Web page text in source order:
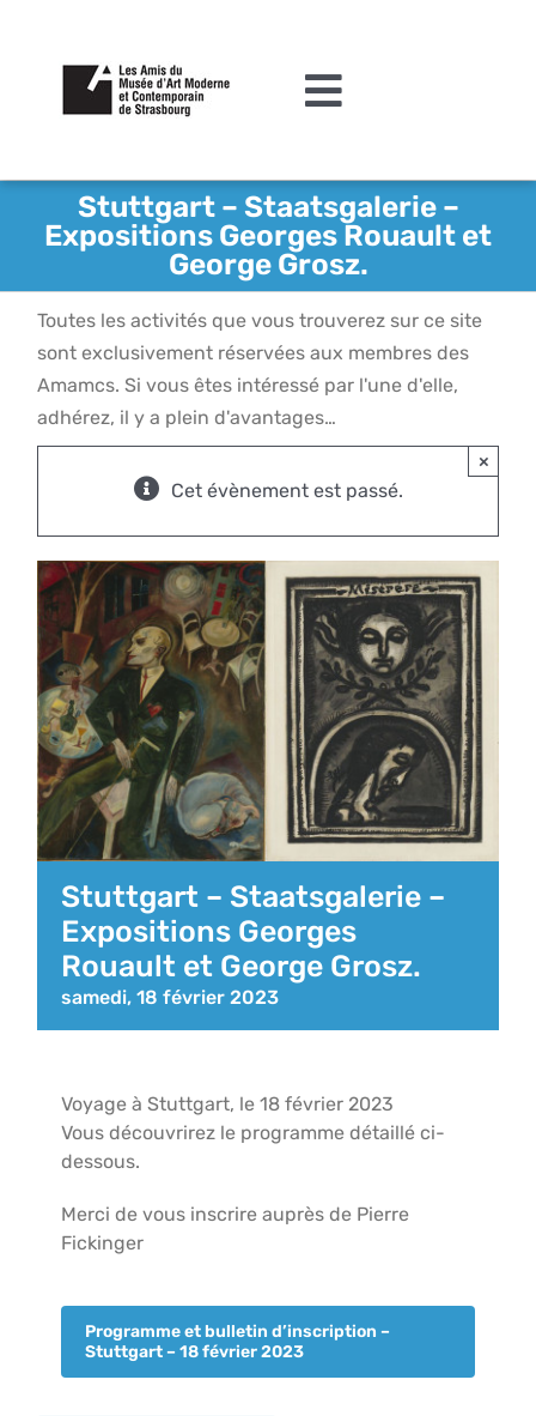
contenu
Toggle
L’association
Agenda
Actualités
Acquisitions et mécénat
Editions
Stuttgart – Staatsgalerie –
Expositions Georges Rouault et
George Grosz.
Toutes les activités que vous trouverez sur ce site
sont exclusivement réservées aux membres des
Amamcs. Si vous êtes intéressé par l'une d'elle,
adhérez, il y a plein d'avantages…
Cet évènement est passé.
×
Stuttgart – Staatsgalerie –
Expositions Georges
Rouault et George Grosz.
samedi, 18 février 2023
Voyage à Stuttgart, le 18 février 2023
Vous découvrirez le programme détaillé ci-
dessous.
Merci de vous inscrire auprès de Pierre
Fickinger
Programme et bulletin d’inscription –
Stuttgart – 18 février 2023